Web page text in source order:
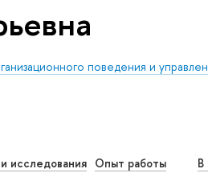
поведения и
исследования Опыт работы В